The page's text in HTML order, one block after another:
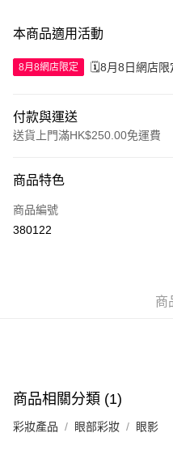
本商品適用活動
8月8網店限定 🗓️8月8日網店限
付款與運送
送貨上門滿HK$250.00免運費
信用卡
Apple Pay
付款後門市自取，訂單確認後
商品特色
商品編號
380122
商
商品相關分類 (1)
彩妝產品 眼部彩妝 眼影